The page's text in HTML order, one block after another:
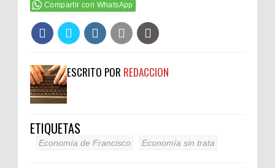
Compartir con WhatsApp
ESCRITO POR REDACCION
ETIQUETAS
Economía de Francisco Economía sin trata